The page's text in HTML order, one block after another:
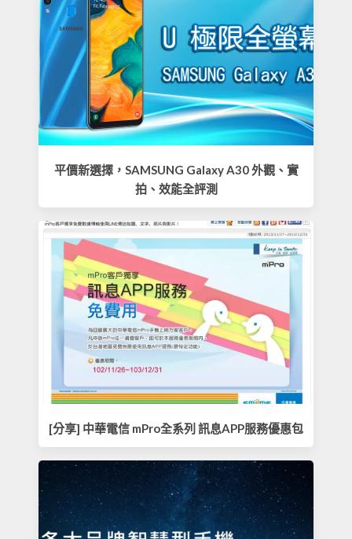
平價新選擇，SAMSUNG Galaxy A30 外觀、實
拍、效能全評測
[分享] 中華電信 mPro全系列 訊息APP服務優惠包